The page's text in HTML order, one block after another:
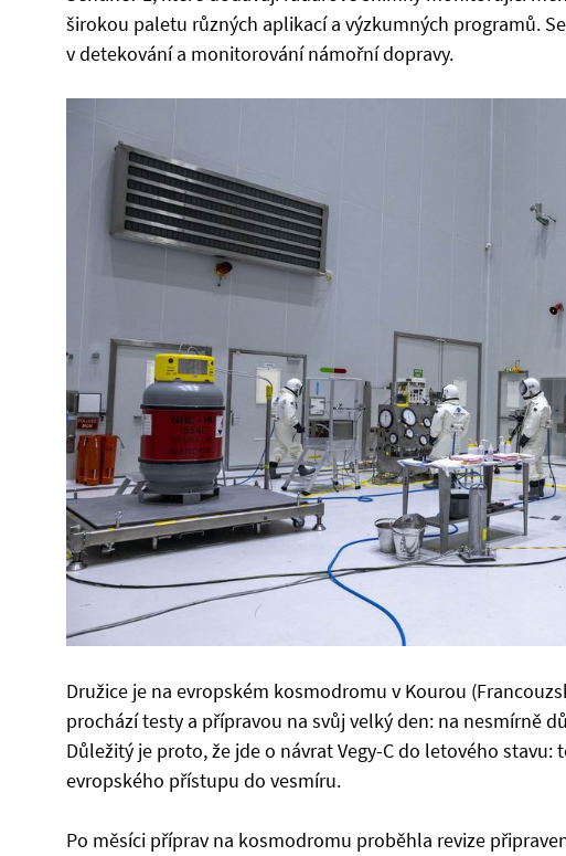
širokou paletu různých aplikací a výzkumných programů.
v detekování a monitorování námořní dopravy.
Družice je na evropském kosmodromu v Kourou
prochází testy a přípravou na svůj velký den: na nesmírně
Důležitý je proto, že jde o návrat Vegy-C do letového
evropského přístupu do vesmíru.
Po měsíci příprav na kosmodromu proběhla revize